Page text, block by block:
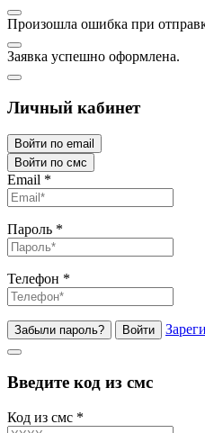
Произошла ошибка при
Заявка успешно оформлена.
Личный кабинет
Войти по email
Войти по смс
Email *
Пароль *
Телефон *
Забыли пароль? Войти
Введите код из смс
Код из смс *